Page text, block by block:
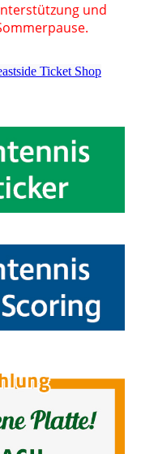
und
Ticket Shop